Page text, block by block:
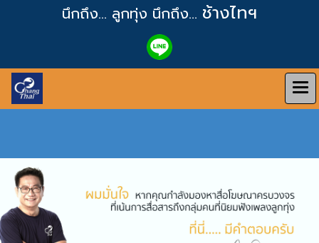
นึกถึง... ลูกทุ่ง นึกถึง... ช้างไทฯ